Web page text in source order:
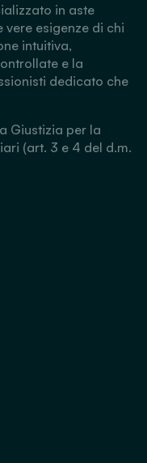
in aste
esigenze di chi
intuitiva,
e la
dedicato che
Giustizia per la
(art. 3 e 4 del d.m.